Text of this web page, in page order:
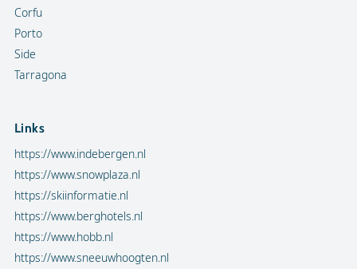
Corfu
Porto
Side
Tarragona
Links
https://www.indebergen.nl
https://www.snowplaza.nl
https://skiinformatie.nl
https://www.berghotels.nl
https://www.hobb.nl
https://www.sneeuwhoogten.nl